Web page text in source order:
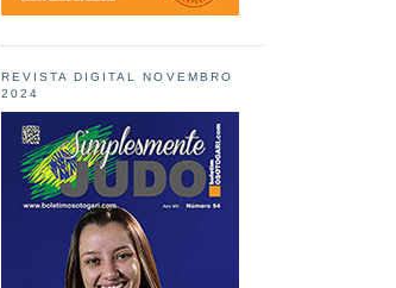
REVISTA DIGITAL NOVEMBRO
2024